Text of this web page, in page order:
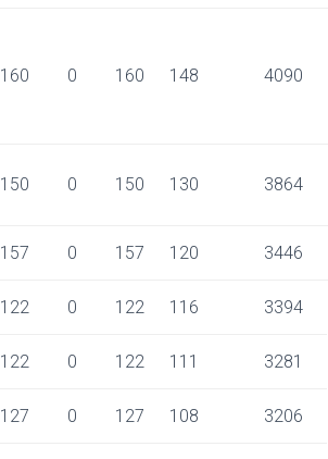
160 0 160 148 4090
150 0 150 130 3864
157 0 157 120 3446
122 0 122 116 3394
122 0 122 111 3281
127 0 127 108 3206